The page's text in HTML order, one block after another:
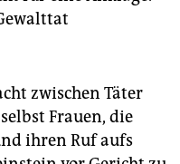
zwischen Täter
Frauen, die
ihren Ruf aufs